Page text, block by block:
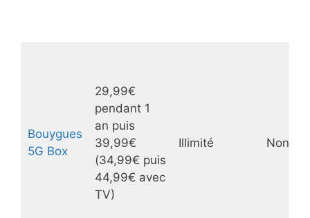
Bouygues
5G Box
29,99€
pendant 1
an puis
39,99€
(34,99€ puis
44,99€ avec
TV)
Illimité Non